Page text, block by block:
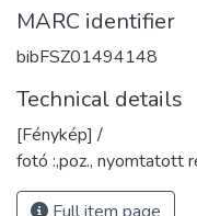
MARC identifier
bibFSZ01494148
Technical details
[Fénykép] /
fotó :,poz., nyomtatott